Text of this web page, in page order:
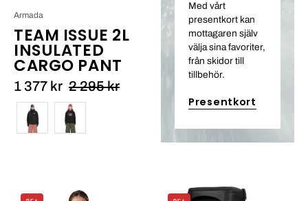
TEAM ISSUE 2L
INSULATED
CARGO PANT
Armada
1 377 kr 2 295 kr
Färg
Med vårt
presentkort kan
mottagaren själv
välja sina favoriter,
från skidor till
tillbehör.
Presentkort
W's Db